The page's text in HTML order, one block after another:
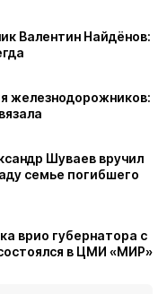
Валентин Найдёнов:
железнодорожников:
Шуваев вручил
семье погибшего
врио губернатора с
в ЦМИ «МИР»